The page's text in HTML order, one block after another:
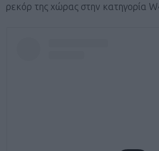
ρεκόρ της χώρας στην κατηγορία